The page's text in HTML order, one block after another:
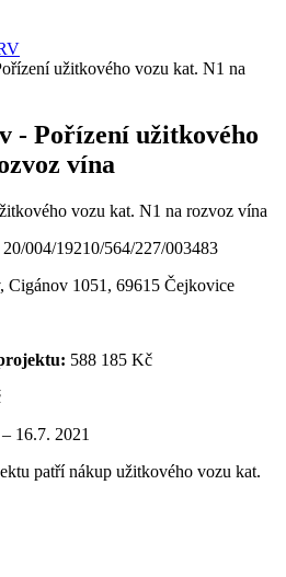
užitkového vozu kat. N1 na
- Pořízení užitkového
vína
vozu kat. N1 na rozvoz vína
20/004/19210/564/227/003483
Cigánov 1051, 69615 Čejkovice
588 185 Kč
16.7. 2021
patří nákup užitkového vozu kat.